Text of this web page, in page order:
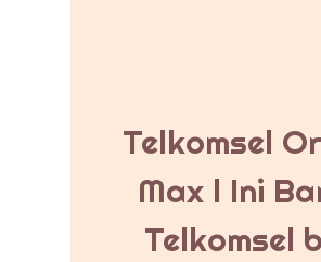
Telkomsel
Max l Ini
Telkomsel